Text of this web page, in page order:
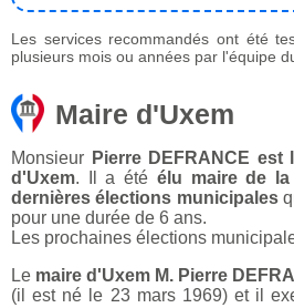
Les services recommandés ont été
plusieurs mois ou années par l'équipe
Maire d'Uxem
Monsieur Pierre DEFRANCE
d'Uxem. Il a été élu maire de
dernières élections municipales
pour une durée de 6 ans.
Les prochaines élections
Le maire d'Uxem M. Pierre
(il est né le 23 mars 1969) et il